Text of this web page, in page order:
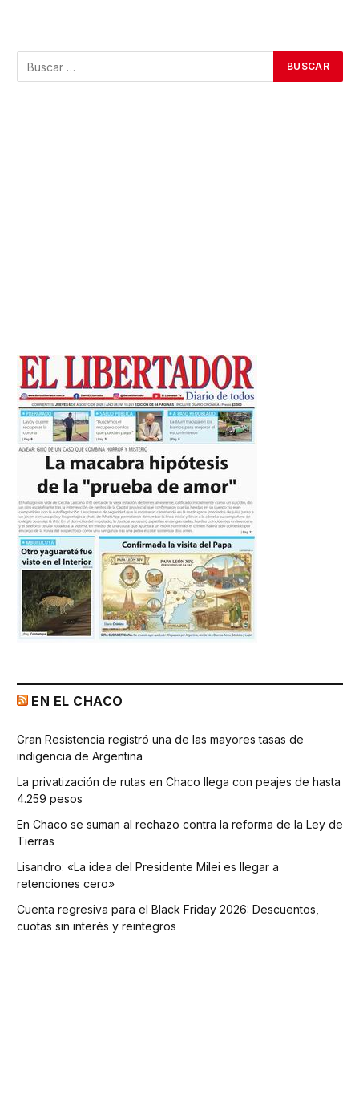
EN EL CHACO
Gran Resistencia registró una de las mayores tasas de
indigencia de Argentina
La privatización de rutas en Chaco llega con peajes de hasta
4.259 pesos
En Chaco se suman al rechazo contra la reforma de la Ley de
Tierras
Lisandro: «La idea del Presidente Milei es llegar a
retenciones cero»
Cuenta regresiva para el Black Friday 2026: Descuentos,
cuotas sin interés y reintegros